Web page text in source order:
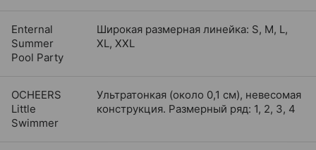
Enternal
Summer
Pool Party
Широкая размерная линейка: S, M, L,
XL, XXL
OCHEERS
Little
Swimmer
Ультратонкая (около 0,1 см), невесомая
конструкция. Размерный ряд: 1, 2, 3, 4